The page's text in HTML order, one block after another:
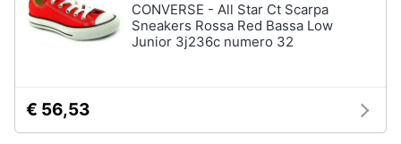
CONVERSE - All Star Ct Scarpa
Sneakers Rossa Red Bassa Low
Junior 3j236c numero 32
€ 56,53